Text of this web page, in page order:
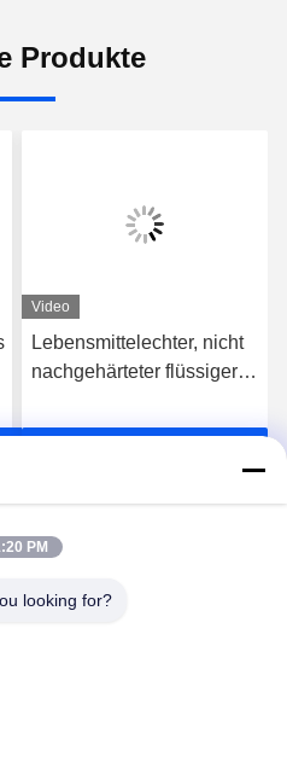
Produkte
Video
Lebensmittelechter, nicht
nachgehärteter flüssiger
Babyprodukte und
PM
looking for?